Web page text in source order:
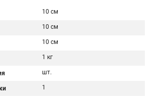
10 см
10 см
10 см
1 кг
шт.
1